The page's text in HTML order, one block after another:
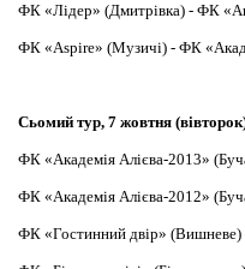
ФК «Лідер» (Дмитрівка) - ФК
ФК «Aspire» (Музичі) - ФК
Сьомий тур, 7 жовтня
ФК «Академія Алієва-2013»
ФК «Академія Алієва-2012»
ФК «Гостинний двір»